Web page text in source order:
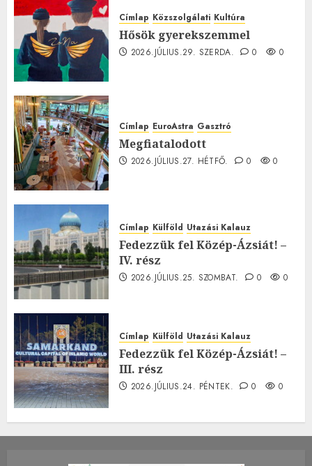
Címlap Közszolgálati Kultúra
Hősök gyerekszemmel
2026.JÚLIUS.29. SZERDA. 0 0
Címlap EuroAstra Gasztró
Megfiatalodott
2026.JÚLIUS.27. HÉTFŐ. 0 0
Címlap Külföld Utazási Kalauz
Fedezzük fel Közép-Ázsiát! –
IV. rész
2026.JÚLIUS.25. SZOMBAT. 0 0
Címlap Külföld Utazási Kalauz
Fedezzük fel Közép-Ázsiát! –
III. rész
2026.JÚLIUS.24. PÉNTEK. 0 0